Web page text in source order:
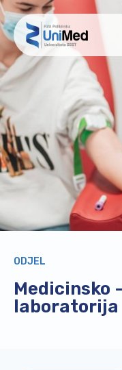
ODJEL
Medicinsko
laboratorija